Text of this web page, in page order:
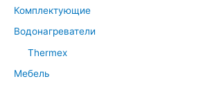
Комплектующие
Водонагреватели
Thermex
Мебель